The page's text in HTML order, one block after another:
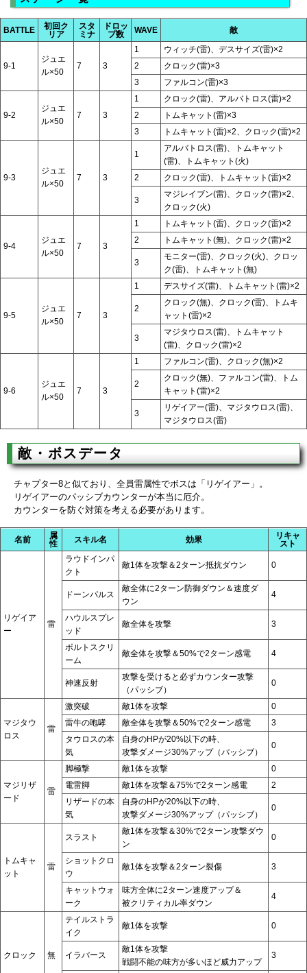
BATTLE
初回ク
リア
スタ
ミナ
ドロッ
プ数
WAVE 敵
9-1
ジュエ
ル×50
7 3
1
ウィッチ(雷)、デスサイズ(雷)×2
2
クロック(雷)×3
3
ファルコン(雷)×3
9-2
ジュエ
ル×50
7 3
1
クロック(雷)、アルバトロス(雷)×2
2
トムキャット(雷)×3
3
トムキャット(雷)×2、クロック(雷)×2
9-3
ジュエ
ル×50
7 3
1
アルバトロス(雷)、トムキャット
(雷)、トムキャット(火)
2
クロック(雷)、トムキャット(雷)×2
3
マジレイブン(雷)、クロック(雷)×2、
クロック(火)
9-4
ジュエ
ル×50
7 3
1
トムキャット(雷)、クロック(雷)×2
2
トムキャット(無)、クロック(雷)×2
3
モニター(雷)、クロック(火)、クロッ
ク(雷)、トムキャット(無)
9-5
ジュエ
ル×50
7 3
1 デスサイズ(雷)、トムキャット(雷)×2
2
クロック(無)、クロック(雷)、トムキ
ャット(雷)×2
3
マジタウロス(雷)、トムキャット
(雷)、クロック(雷)×2
9-6
ジュエ
ル×50
7 3
1 ファルコン(雷)、クロック(無)×2
2
クロック(無)、ファルコン(雷)、トム
キャット(雷)×2
3
リゲイアー(雷)、マジタウロス(雷)、
マジタウロス(雷)
敵・ボスデータ
チャプター8と似ており、全員雷属性でボスは「リゲイアー」。
リゲイアーのパッシブカウンターが本当に厄介。
カウンターを防ぐ対策を考える必要があります。
名前
属
性
スキル名 効果
リキャ
スト
リゲイア
ー
雷
ラウドインパ
クト
敵1体を攻撃＆2ターン抵抗ダウン 0
ドーンパルス
敵全体に2ターン防御ダウン＆速度ダ
ウン
4
ハウルスプレ
ッド
敵全体を攻撃 3
ボルトスクリ
ーム
敵全体を攻撃＆50%で2ターン感電 4
神速反射
攻撃を受けると必ずカウンター攻撃
（パッシブ）
0
マジタウ
ロス
雷
激突破 敵1体を攻撃
0
雷牛の咆哮
敵全体を攻撃＆50%で2ターン感電
3
タウロスの本
気
自身のHPが20%以下の時、
攻撃ダメージ30%アップ（パッシブ）
0
マジリザ
ード
雷
脚極撃 敵1体を攻撃
0
電雷脚
敵1体を攻撃＆75%で2ターン感電
2
リザードの本
気
自身のHPが20%以下の時、
攻撃ダメージ30%アップ（パッシブ）
0
トムキャ
ット
雷
スラスト
敵1体を攻撃＆30%で2ターン攻撃ダウ
ン
0
ショットクロ
ウ
敵1体を攻撃＆2ターン裂傷 3
キャットウォ
ーク
味方全体に2ターン速度アップ＆
被クリティカル率ダウン
4
クロック 無
テイルストラ
イク
敵1体を攻撃 0
イラバース
敵1体を攻撃
戦闘不能の味方が多いほど威力アップ
3